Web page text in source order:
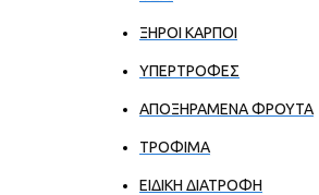
ΞΗΡΟΙ ΚΑΡΠΟΙ
ΥΠΕΡΤΡΟΦΕΣ
ΑΠΟΞΗΡΑΜΕΝΑ ΦΡΟΥΤΑ
ΤΡΟΦΙΜΑ
ΕΙΔΙΚΗ ΔΙΑΤΡΟΦΗ